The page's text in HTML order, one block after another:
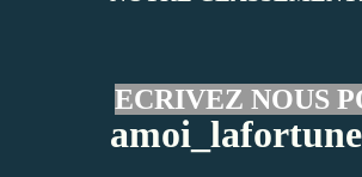
ECRIVEZ NOUS